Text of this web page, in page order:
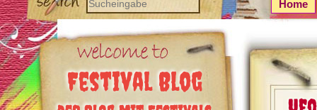
Festival Blog
Home